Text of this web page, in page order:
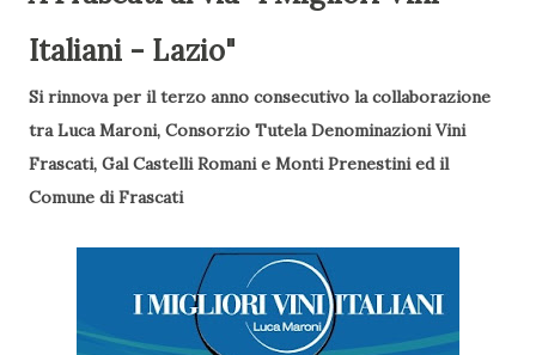
Italiani - Lazio"
Si rinnova per il terzo anno consecutivo la collaborazione
tra Luca Maroni, Consorzio Tutela Denominazioni Vini
Frascati, Gal Castelli Romani e Monti Prenestini ed il
Comune di Frascati